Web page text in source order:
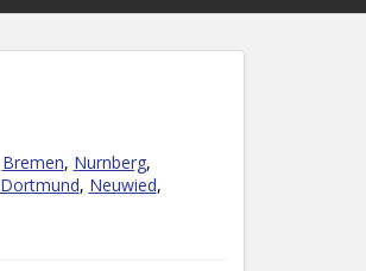
Bremen, Nurnberg,
Dortmund, Neuwied,